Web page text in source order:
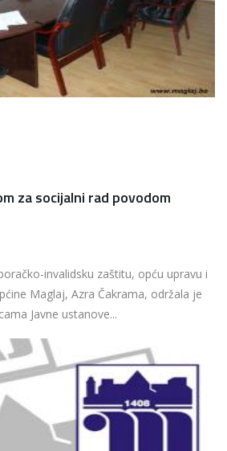
za socijalni rad povodom
invalidsku zaštitu, opću upravu i
Maglaj, Azra Čakrama, održala je
Javne ustanove...